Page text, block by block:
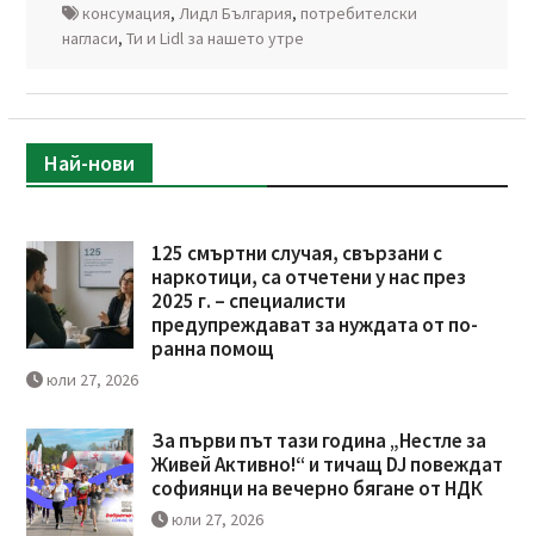
консумация, Лидл България, потребителски
нагласи, Ти и Lidl за нашето утре
Най-нови
125 смъртни случая, свързани с
наркотици, са отчетени у нас през
2025 г. – специалисти
предупреждават за нуждата от по-
ранна помощ
юли 27, 2026
За първи път тази година „Нестле за
Живей Активно!“ и тичащ DJ повеждат
софиянци на вечерно бягане от НДК
юли 27, 2026